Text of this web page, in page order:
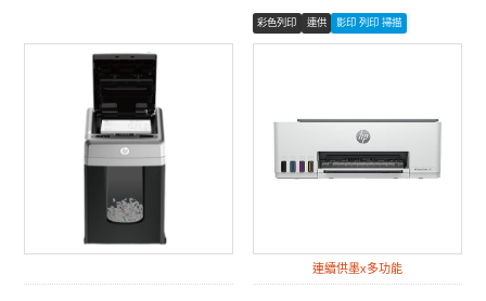
彩色列印 連供 影印 列印 掃描
連續供墨x多功能